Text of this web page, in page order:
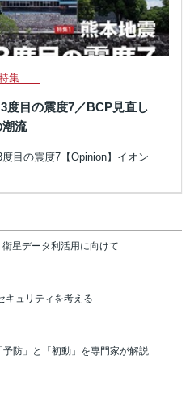
集
目の震度7／BCP見直し
潮流
目の震度7【Opinion】イオン
星データ利活用に向けて
キュリティを考える
予防」と「初動」を専門家が解説